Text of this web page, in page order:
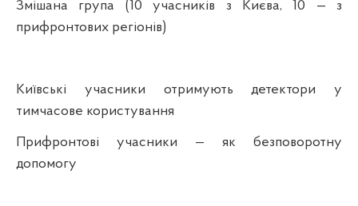
Змішана група (10 учасників з Києва, 10 — з
прифронтових регіонів)
Київські учасники отримують детектори у
тимчасове користування
Прифронтові учасники — як безповоротну
допомогу